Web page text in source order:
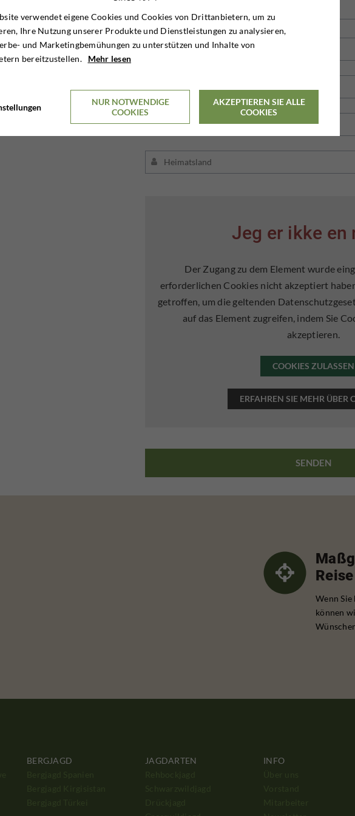
Jeg er ikke en
Der Zugang zu dem Element wurde
erforderlichen Cookies nicht akzeptiert
getroffen, um die geltenden
auf das Element zugreifen, indem Sie
akzeptieren.
COOKIES ZULASSEN
ERFAHREN SIE MEHR ÜBER
Reise
Wenn Sie
können
BERGJAGD
JAGDARTEN
INFO
verwendet eigene Cookies und Cookies von Drittanbietern, um zu
Ihre Nutzung unserer Produkte und Dienstleistungen zu analysieren,
und Marketingbemühungen zu unterstützen und Inhalte von
bereitzustellen. Mehr lesen
NUR NOTWENDIGE
COOKIES
AKZEPTIEREN SIE ALLE
COOKIES